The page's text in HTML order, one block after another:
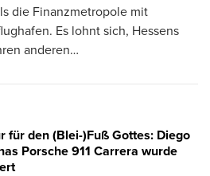
die Finanzmetropole mit
Es lohnt sich, Hessens
anderen…
für den (Blei-)Fuß Gottes: Diego
Porsche 911 Carrera wurde